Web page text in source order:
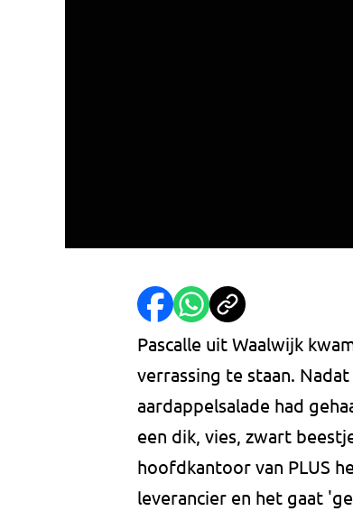
Pascalle uit Waalwijk
verrassing te staan.
aardappelsalade had
een dik, vies, zwart
hoofdkantoor van PLUS
leverancier en het gaat